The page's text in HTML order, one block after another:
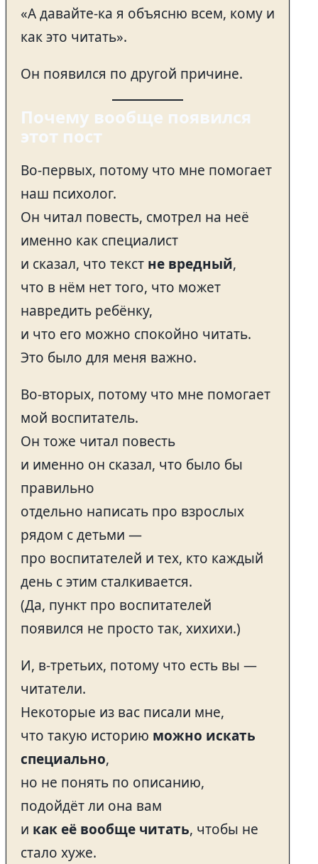
«А давайте-ка я объясню всем, кому и
как это читать».
Он появился по другой причине.
Почему вообще появился
этот пост
Во-первых, потому что мне помогает
наш психолог.
Он читал повесть, смотрел на неё
именно как специалист
и сказал, что текст не вредный,
что в нём нет того, что может
навредить ребёнку,
и что его можно спокойно читать.
Это было для меня важно.
Во-вторых, потому что мне помогает
мой воспитатель.
Он тоже читал повесть
и именно он сказал, что было бы
правильно
отдельно написать про взрослых
рядом с детьми —
про воспитателей и тех, кто каждый
день с этим сталкивается.
(Да, пункт про воспитателей
появился не просто так, хихихи.)
И, в-третьих, потому что есть вы —
читатели.
Некоторые из вас писали мне,
что такую историю можно искать
специально,
но не понять по описанию,
подойдёт ли она вам
и как её вообще читать, чтобы не
стало хуже.